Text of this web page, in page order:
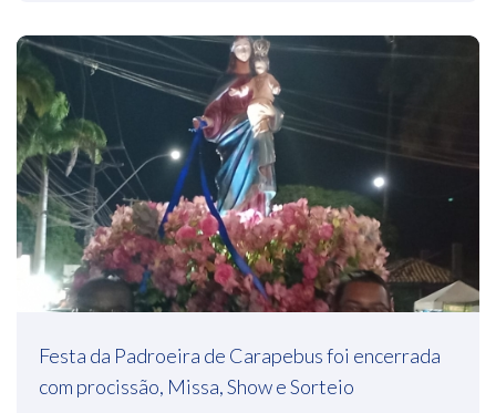
Festa da Padroeira de Carapebus foi encerrada
com procissão, Missa, Show e Sorteio